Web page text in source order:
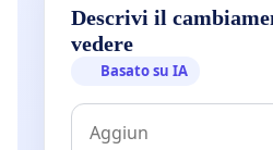
Descrivi il
vedere
Basato su IA